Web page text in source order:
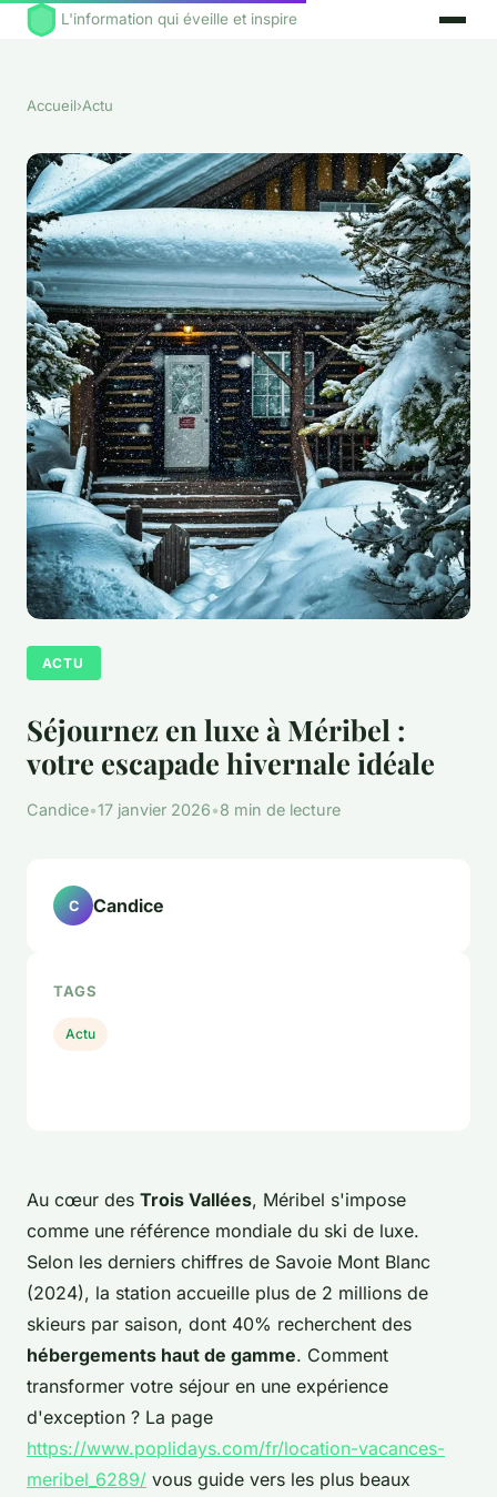
L'information qui éveille et inspire
Accueil›Actu
ACTU
Séjournez en luxe à Méribel :
votre escapade hivernale idéale
Candice•17 janvier 2026•8 min de lecture
Au cœur des Trois Vallées, Méribel s'impose
comme une référence mondiale du ski de luxe.
Selon les derniers chiffres de Savoie Mont Blanc
(2024), la station accueille plus de 2 millions de
skieurs par saison, dont 40% recherchent des
hébergements haut de gamme. Comment
transformer votre séjour en une expérience
d'exception ? La page
https://www.poplidays.com/fr/location-vacances-
meribel_6289/ vous guide vers les plus beaux
C Candice
TAGS
Actu